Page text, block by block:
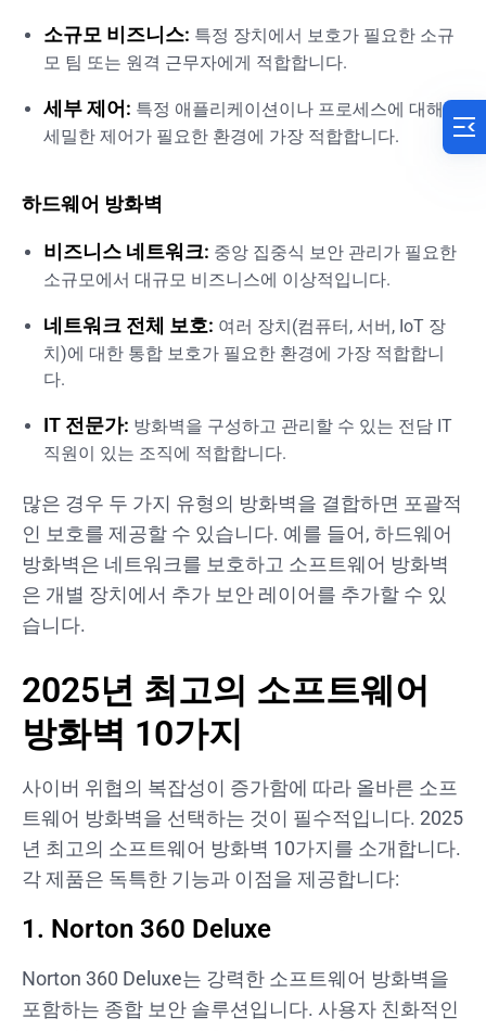
소규모 비즈니스: 특정 장치에서 보호가 필요한 소규
모 팀 또는 원격 근무자에게 적합합니다.
세부 제어: 특정 애플리케이션이나 프로세스에 대해
세밀한 제어가 필요한 환경에 가장 적합합니다.
하드웨어 방화벽
비즈니스 네트워크: 중앙 집중식 보안 관리가 필요한
소규모에서 대규모 비즈니스에 이상적입니다.
네트워크 전체 보호: 여러 장치(컴퓨터, 서버, IoT 장
치)에 대한 통합 보호가 필요한 환경에 가장 적합합니
다.
IT 전문가: 방화벽을 구성하고 관리할 수 있는 전담 IT
직원이 있는 조직에 적합합니다.
많은 경우 두 가지 유형의 방화벽을 결합하면 포괄적
인 보호를 제공할 수 있습니다. 예를 들어, 하드웨어
방화벽은 네트워크를 보호하고 소프트웨어 방화벽
은 개별 장치에서 추가 보안 레이어를 추가할 수 있
습니다.
2025년 최고의 소프트웨어
방화벽 10가지
사이버 위협의 복잡성이 증가함에 따라 올바른 소프
트웨어 방화벽을 선택하는 것이 필수적입니다. 2025
년 최고의 소프트웨어 방화벽 10가지를 소개합니다.
각 제품은 독특한 기능과 이점을 제공합니다:
1. Norton 360 Deluxe
Norton 360 Deluxe는 강력한 소프트웨어 방화벽을
포함하는 종합 보안 솔루션입니다. 사용자 친화적인